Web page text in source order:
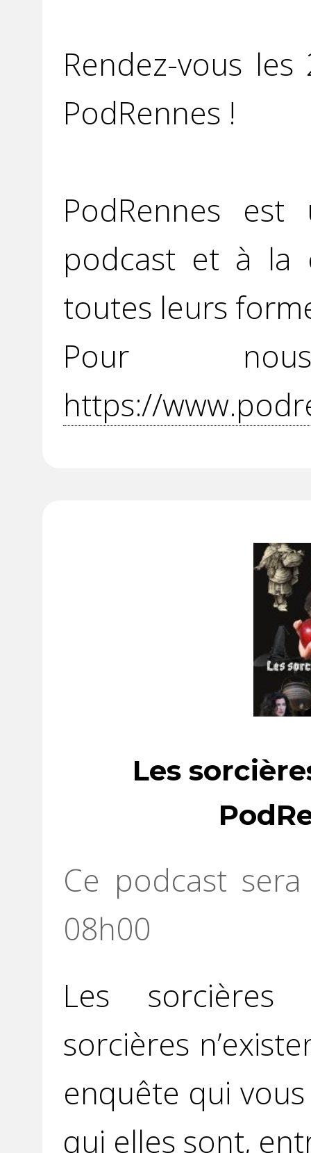
Rendez-vous
PodRennes !
PodRennes
podcast et à la
toutes leurs
Pour
https://
Les
Ce podcast
08h00
Les sorcières
sorcières
enquête qui
qui elles sont,